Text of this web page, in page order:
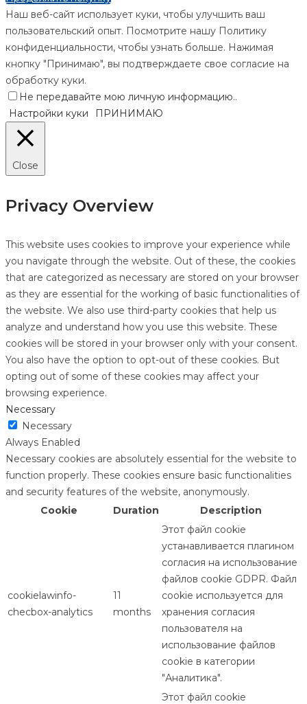
Наш веб-сайт использует куки, чтобы улучшить ваш
пользовательский опыт. Посмотрите нашу Политику
конфиденциальности, чтобы узнать больше. Нажимая
кнопку "Принимаю", вы подтверждаете свое согласие на
обработку куки.
Не передавайте мою личную информацию..
Настройки куки
ПРИНИМАЮ
Close
Privacy Overview
This website uses cookies to improve your experience while
you navigate through the website. Out of these, the cookies
that are categorized as necessary are stored on your browser
as they are essential for the working of basic functionalities of
the website. We also use third-party cookies that help us
analyze and understand how you use this website. These
cookies will be stored in your browser only with your consent.
You also have the option to opt-out of these cookies. But
opting out of some of these cookies may affect your
browsing experience.
Necessary
Necessary
Always Enabled
Necessary cookies are absolutely essential for the website to
function properly. These cookies ensure basic functionalities
and security features of the website, anonymously.
Cookie
Duration Description
cookielawinfo-
checbox-analytics
11
months
Этот файл cookie
устанавливается плагином
согласия на использование
файлов cookie GDPR. Файл
cookie используется для
хранения согласия
пользователя на
использование файлов
cookie в категории
"Аналитика".
Этот файл cookie